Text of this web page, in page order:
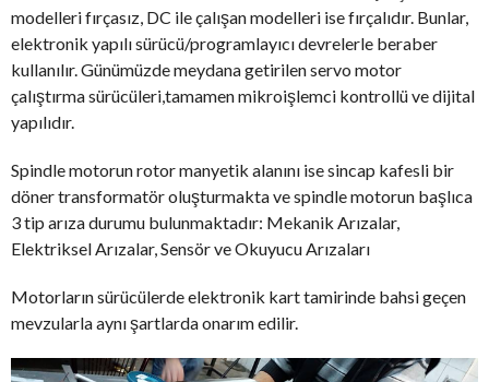
modelleri fırçasız, DC ile çalışan modelleri ise fırçalıdır. Bunlar,
elektronik yapılı sürücü/programlayıcı devrelerle beraber
kullanılır. Günümüzde meydana getirilen servo motor
çalıştırma sürücüleri,tamamen mikroişlemci kontrollü ve dijital
yapılıdır.
Spindle motorun rotor manyetik alanını ise sincap kafesli bir
döner transformatör oluşturmakta ve spindle motorun başlıca
3 tip arıza durumu bulunmaktadır: Mekanik Arızalar,
Elektriksel Arızalar, Sensör ve Okuyucu Arızaları
Motorların sürücülerde elektronik kart tamirinde bahsi geçen
mevzularla aynı şartlarda onarım edilir.